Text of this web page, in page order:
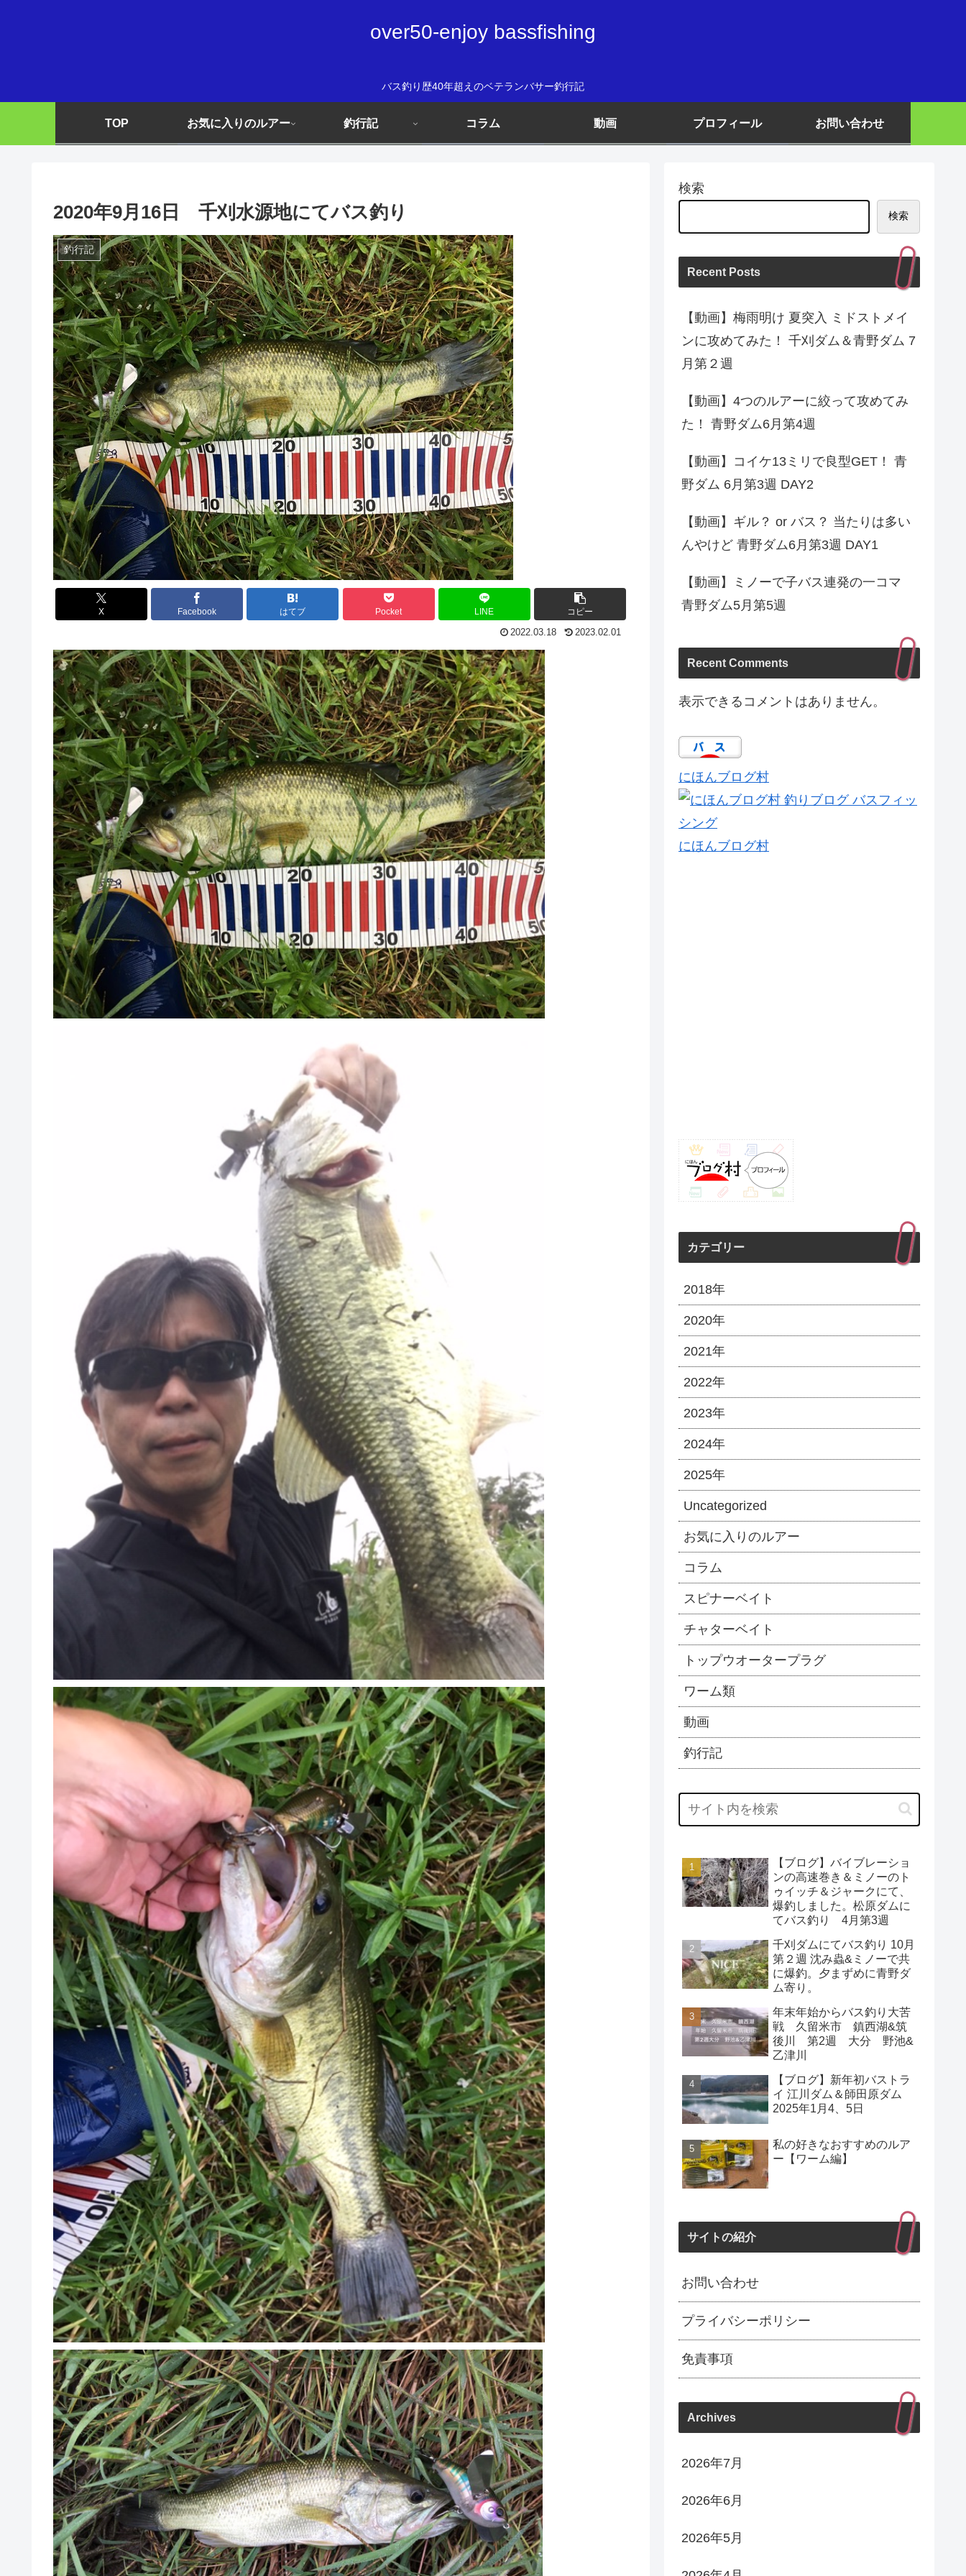
over50-enjoy bassfishing
バス釣り歴40年超えのベテランバサー釣行記
TOP お気に入りのルアー 釣行記 コラム 動画 プロフィール お問い合わせ
2020年9月16日 千刈水源地にてバス釣り
釣行記
X Facebook はてブ Pocket LINE コピー
2022.03.18 2023.02.01
検索
検索
Recent Posts
【動画】梅雨明け 夏突入 ミドストメイ
ンに攻めてみた！ 千刈ダム＆青野ダム 7
月第２週
【動画】4つのルアーに絞って攻めてみ
た！ 青野ダム6月第4週
【動画】コイケ13ミリで良型GET！ 青
野ダム 6月第3週 DAY2
【動画】ギル？ or バス？ 当たりは多い
んやけど 青野ダム6月第3週 DAY1
【動画】ミノーで子バス連発の一コマ
青野ダム5月第5週
Recent Comments
表示できるコメントはありません。
にほんブログ村
にほんブログ村
カテゴリー
2018年
2020年
2021年
2022年
2023年
2024年
2025年
Uncategorized
お気に入りのルアー
コラム
スピナーベイト
チャターベイト
トップウオータープラグ
ワーム類
動画
釣行記
【ブログ】バイブレーショ
ンの高速巻き＆ミノーのト
ゥイッチ＆ジャークにて、
爆釣しました。松原ダムに
てバス釣り 4月第3週
千刈ダムにてバス釣り 10月
第２週 沈み蟲&ミノーで共
に爆釣。夕まずめに青野ダ
ム寄り。
年末年始からバス釣り大苦
戦 久留米市 鎮西湖&筑
後川 第2週 大分 野池&
乙津川
【ブログ】新年初バストラ
イ 江川ダム＆師田原ダム
2025年1月4、5日
私の好きなおすすめのルア
ー【ワーム編】
サイトの紹介
お問い合わせ
プライバシーポリシー
免責事項
Archives
2026年7月
2026年6月
2026年5月